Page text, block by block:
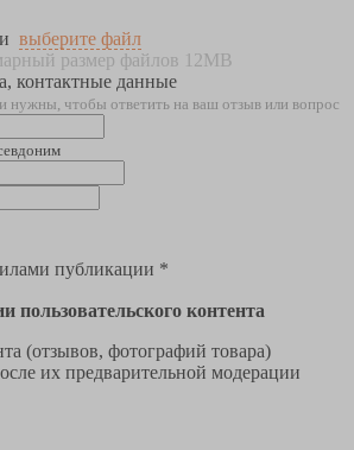
выберите файл
размер файлов 12MB
контактные данные
нужны, чтобы ответить на ваш отзыв или вопрос
публикации *
пользовательского контента
(отзывов, фотографий товара)
их предварительной модерации